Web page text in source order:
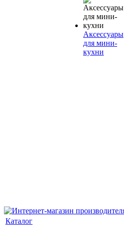
Аксессуары
для мини-
кухни
Каталог